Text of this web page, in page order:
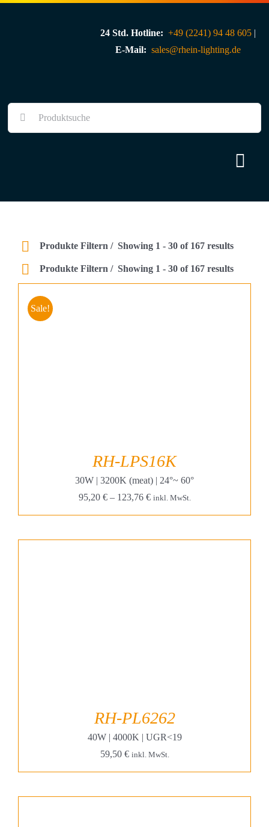
24 Std. Hotline: +49 (2241) 94 48 605 |
E-Mail: sales@rhein-lighting.de
Shop
Projekte & Lösungen
Kataloge
Produkte Filtern Showing 1 - 30 of 167 results
Produkte Filtern Showing 1 - 30 of 167 results
Sale!
RH-LPS16K
30W | 3200K (meat) | 24°~ 60°
95,20 €– 123,76 € inkl. MwSt.
RH-PL6262
40W | 4000K | UGR<19
59,50 € inkl. MwSt.